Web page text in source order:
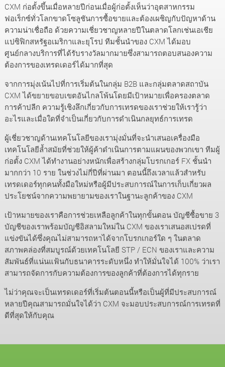
CXM ก่อตั้งขึ้นเมื่อหลายปีก่อนเมื่อผู้ก่อตั้งเห็นว่าอุตสาหกรรม
ฟอเร็กซ์ทั่วโลกขาดโซลูชันการซื้อขายและต้องเผชิญกับปัญหาด้าน
ความน่าเชื่อถือ ด้วยความเชี่ยวชาญหลายปีในตลาดโลกเช่นเอเชีย
แปซิฟิกสหรัฐอเมริกาและยุโรป ทีมชั้นนำของ CXM ได้มอบ
ศูนย์กลางบริการที่ได้รับรางวัลมากมายซึ่งสามารถตอบสนองความ
ต้องการของเทรดเดอร์ได้มากที่สุด
จากการมุ่งเน้นไปที่การเริ่มต้นในกลุ่ม B2B และกลุ่มตลาดสถาบัน
CXM ได้ขยายขอบเขตอันไกลโพ้นโดยมีเป้าหมายเพื่อครองตลาด
การค้าปลีก ความรู้เชิงลึกเกี่ยวกับการเทรดของเราช่วยให้เรารู้ว่า
อะไรและเมื่อใดที่จำเป็นเกี่ยวกับการดำเนินกลยุทธ์การเทรด
ผู้เชี่ยวชาญด้านเทคโนโลยีของเรามุ่งมั่นที่จะนำเสนอเครื่องมือ
เทคโนโลยีล้ำสมัยที่ช่วยให้ผู้ค้าดำเนินการตามแผนของพวกเขา ทีมผู้
ก่อตั้ง CXM ได้ทำงานอย่างหนักเพื่อสร้างกลุ่มโบรกเกอร์ FX ชั้นนำ
มากกว่า 10 ราย ในช่วงไม่กี่ปีที่ผ่านมา ตอนนี้ถึงเวลาแล้วสำหรับ
เทรดเดอร์ทุกคนทั้งมือใหม่หรือผู้มีประสบการณ์ในการเก็บเกี่ยวผล
ประโยชน์จากความพยายามของเราในฐานะลูกค้าของ CXM
เป้าหมายของเราคือการช่วยเหลือลูกค้าในทุกขั้นตอน บัญชีซื้อขาย 3
บัญชีของเราพร้อมบัญชีอิสลามใหม่ใน CXM ของเราเสนอสเปรดที่
แข่งขันได้ซึ่งคุณไม่สามารถหาได้จากโบรกเกอร์ใด ๆ ในตลาด
สภาพคล่องที่สมบูรณ์ด้วยเทคโนโลยี STP / ECN ของเราและความ
สัมพันธ์ที่แน่นแฟ้นกับธนาคารระดับหนึ่ง ทำให้มั่นใจได้ 100% ว่าเรา
สามารถจัดการกับความต้องการของลูกค้าที่ต้องการได้ทุกราย
ไม่ว่าคุณจะเป็นเทรดเดอร์ที่เริ่มต้นตอนนี้หรือเป็นผู้ที่มีประสบการณ์
หลายปีคุณสามารถมั่นใจได้ว่า CXM จะมอบประสบการณ์การเทรดที่
ดีที่สุดให้กับคุณ